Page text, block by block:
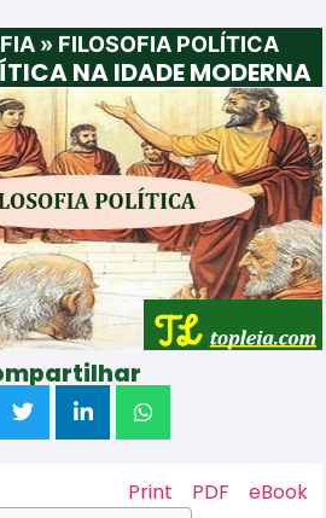
» FILOSOFIA POLÍTICA
NA IDADE MODERNA
Print PDF eBook